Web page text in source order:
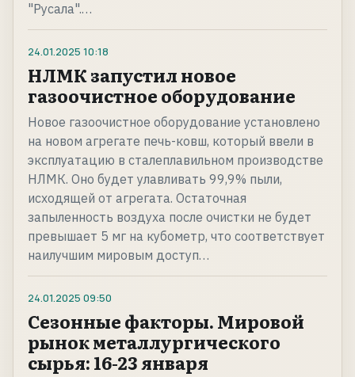
"Русала".…
24.01.2025 10:18
НЛМК запустил новое
газоочистное оборудование
Новое газоочистное оборудование установлено
на новом агрегате печь-ковш, который ввели в
эксплуатацию в сталеплавильном производстве
НЛМК. Оно будет улавливать 99,9% пыли,
исходящей от агрегата. Остаточная
запыленность воздуха после очистки не будет
превышает 5 мг на кубометр, что соответствует
наилучшим мировым доступ…
24.01.2025 09:50
Сезонные факторы. Мировой
рынок металлургического
сырья: 16-23 января